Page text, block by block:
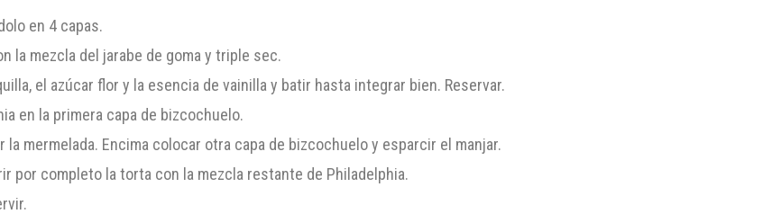
en 4 capas.
la mezcla del jarabe de goma y triple sec.
el azúcar flor y la esencia de vainilla y batir hasta integrar bien. Reservar.
en la primera capa de bizcochuelo.
mermelada. Encima colocar otra capa de bizcochuelo y esparcir el manjar.
por completo la torta con la mezcla restante de Philadelphia.